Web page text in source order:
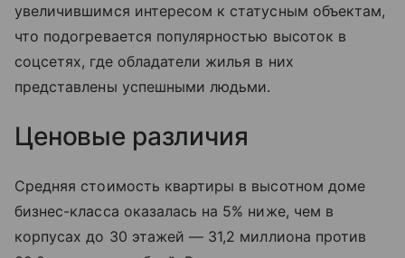
увеличившимся интересом к статусным объектам,
что подогревается популярностью высоток в
соцсетях, где обладатели жилья в них
представлены успешными людьми.
Ценовые различия
Средняя стоимость квартиры в высотном доме
бизнес-класса оказалась на 5% ниже, чем в
корпусах до 30 этажей — 31,2 миллиона против